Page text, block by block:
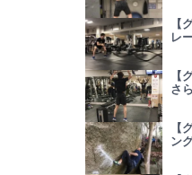
【
レ
【
さ
【
ン